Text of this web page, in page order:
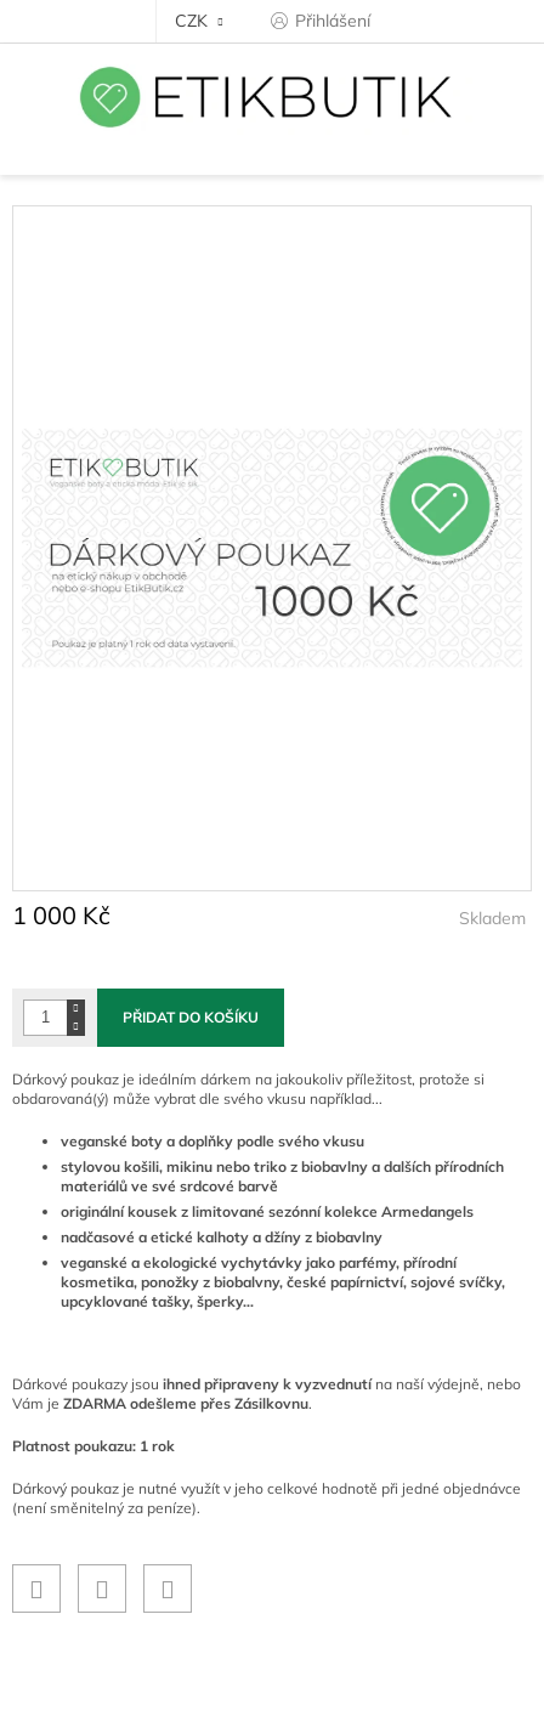
CZK Přihlášení
1 000 Kč Skladem
PŘIDAT DO KOŠÍKU
Dárkový poukaz je ideálním dárkem na jakoukoliv příležitost, protože si
obdarovaná(ý) může vybrat dle svého vkusu například...
veganské boty a doplňky podle svého vkusu
stylovou košili, mikinu nebo triko z biobavlny a dalších přírodních
materiálů ve své srdcové barvě
originální kousek z limitované sezónní kolekce Armedangels
nadčasové a etické kalhoty a džíny z biobavlny
veganské a ekologické vychytávky jako parfémy, přírodní
kosmetika, ponožky z biobalvny, české papírnictví, sojové svíčky,
upcyklované tašky, šperky…
Dárkové poukazy jsou ihned připraveny k vyzvednutína naší výdejně, nebo
Vám je ZDARMA odešleme přes Zásilkovnu.
Platnost poukazu: 1 rok
Dárkový poukaz je nutné využít v jeho celkové hodnotě při jedné objednávce
(není směnitelný za peníze).